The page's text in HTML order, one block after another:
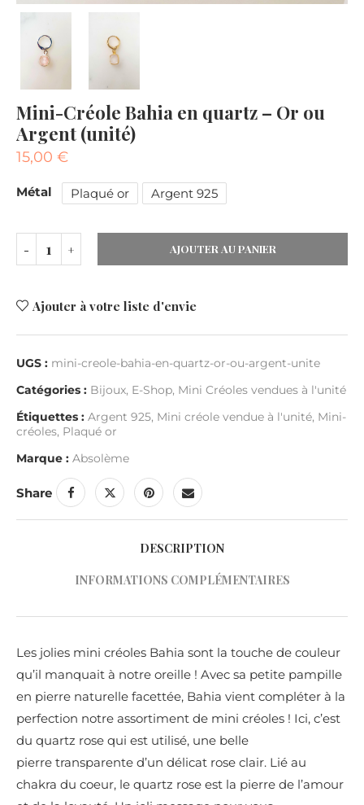
Mini-Créole Bahia en quartz – Or ou
Argent (unité)
15,00 €
Métal Plaqué or Argent 925
AJOUTER AU PANIER
Ajouter à votre liste d'envie
UGS : mini-creole-bahia-en-quartz-or-ou-argent-unite
Catégories : Bijoux, E-Shop, Mini Créoles vendues à l'unité
Étiquettes : Argent 925, Mini créole vendue à l'unité, Mini-
créoles, Plaqué or
Marque : Absolème
Share
DESCRIPTION
INFORMATIONS COMPLÉMENTAIRES
Les jolies mini créoles Bahia sont la touche de couleur
qu’il manquait à notre oreille ! Avec sa petite pampille
en pierre naturelle facettée, Bahia vient compléter à la
perfection notre assortiment de mini créoles ! Ici, c’est
du quartz rose qui est utilisé, une belle
pierre transparente d’un délicat rose clair. Lié au
chakra du coeur, le quartz rose est la pierre de l’amour